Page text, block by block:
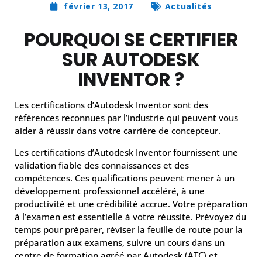
février 13, 2017 Actualités
POURQUOI SE CERTIFIER
SUR AUTODESK
INVENTOR ?
Les certifications d’Autodesk Inventor sont des
références reconnues par l’industrie qui peuvent vous
aider à réussir dans votre carrière de concepteur.
Les certifications d’Autodesk Inventor fournissent une
validation fiable des connaissances et des
compétences. Ces qualifications peuvent mener à un
développement professionnel accéléré, à une
productivité et une crédibilité accrue. Votre préparation
à l’examen est essentielle à votre réussite. Prévoyez du
temps pour préparer, réviser la feuille de route pour la
préparation aux examens, suivre un cours dans un